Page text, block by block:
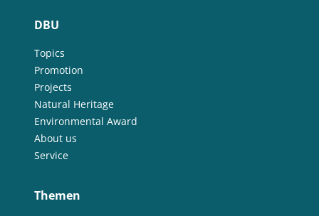
DBU
Topics
Promotion
Projects
Natural Heritage
Environmental Award
About us
Service
Themen